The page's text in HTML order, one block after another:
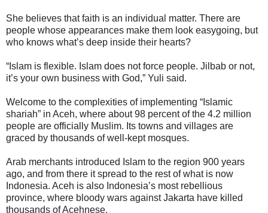
She believes that faith is an individual matter. There are
people whose appearances make them look easygoing, but
who knows what’s deep inside their hearts?
“Islam is flexible. Islam does not force people. Jilbab or not,
it’s your own business with God,” Yuli said.
Welcome to the complexities of implementing “Islamic
shariah” in Aceh, where about 98 percent of the 4.2 million
people are officially Muslim. Its towns and villages are
graced by thousands of well-kept mosques.
Arab merchants introduced Islam to the region 900 years
ago, and from there it spread to the rest of what is now
Indonesia. Aceh is also Indonesia’s most rebellious
province, where bloody wars against Jakarta have killed
thousands of Acehnese.